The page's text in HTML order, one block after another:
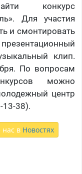
конкурс
Для участия
и смонтировать
клип.
По вопросам
можно
центр
13-38).
нас в Новостях